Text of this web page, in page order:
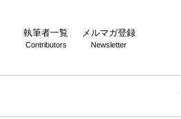
執筆者一覧
Contributors
メルマガ登録
Newsletter
Warning: Undefined array key 0 in /